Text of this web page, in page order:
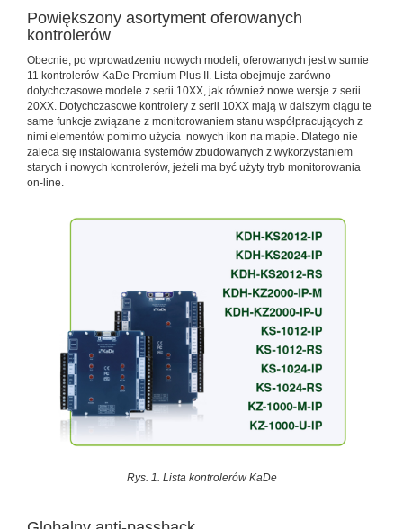
Powiększony asortyment oferowanych
kontrolerów
Obecnie, po wprowadzeniu nowych modeli, oferowanych jest w sumie
11 kontrolerów KaDe Premium Plus II. Lista obejmuje zarówno
dotychczasowe modele z serii 10XX, jak również nowe wersje z serii
20XX. Dotychczasowe kontrolery z serii 10XX mają w dalszym ciągu te
same funkcje związane z monitorowaniem stanu współpracujących z
nimi elementów pomimo użycia nowych ikon na mapie. Dlatego nie
zaleca się instalowania systemów zbudowanych z wykorzystaniem
starych i nowych kontrolerów, jeżeli ma być użyty tryb monitorowania
on-line.
Rys. 1. Lista kontrolerów KaDe